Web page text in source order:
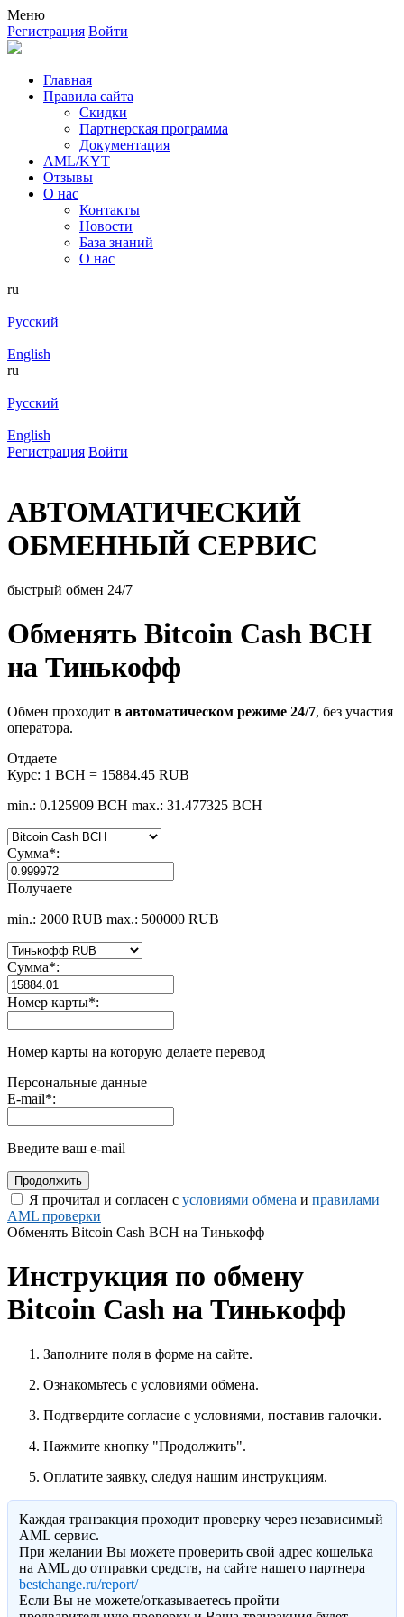
Меню
Регистрация Войти
Главная
Правила сайта
Скидки
Партнерская программа
Документация
AML/KYT
Отзывы
О нас
Контакты
Новости
База знаний
О нас
ru
Русский
English
ru
Русский
English
Регистрация Войти
АВТОМАТИЧЕСКИЙ
ОБМЕННЫЙ СЕРВИС
быстрый обмен 24/7
Обменять Bitcoin Cash BCH
на Тинькофф
Обмен проходит в автоматическом режиме 24/7, без участия
оператора.
Отдаете
Курс: 1 BCH = 15884.45 RUB
min.: 0.125909 BCH max.: 31.477325 BCH
Сумма*:
Получаете
min.: 2000 RUB max.: 500000 RUB
Сумма*:
Номер карты*:
Номер карты на которую делаете перевод
Персональные данные
E-mail*:
Введите ваш e-mail
Я прочитал и согласен с условиями обмена и правилами
AML проверки
Обменять Bitcoin Cash BCH на Тинькофф
Инструкция по обмену
Bitcoin Cash на Тинькофф
Заполните поля в форме на сайте.
Ознакомьтесь с условиями обмена.
Подтвердите согласие с условиями, поставив галочки.
Нажмите кнопку "Продолжить".
Оплатите заявку, следуя нашим инструкциям.
Каждая транзакция проходит проверку через независимый
AML сервис.
При желании Вы можете проверить свой адрес кошелька
на AML до отправки средств, на сайте нашего партнера
bestchange.ru/report/
Eсли Вы не можете/отказываетесь пройти